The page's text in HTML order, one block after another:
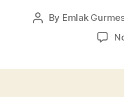
Post
By Emlak